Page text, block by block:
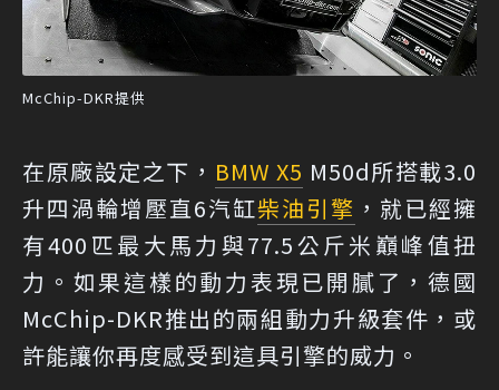
McChip-DKR提供
在原廠設定之下， BMW X5 M50d所搭載3.0
升四渦輪增壓直6汽缸柴油引擎 ，就已經擁
有400匹最大馬力與77.5公斤米巔峰值扭
力。如果這樣的動力表現已開膩了，德國
McChip-DKR推出的兩組動力升級套件，或
許能讓你再度感受到這具引擎的威力。